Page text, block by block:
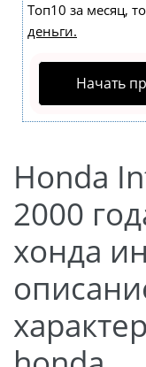
Топ10 за месяц,
деньги.
Начать
Honda
2000
хонда